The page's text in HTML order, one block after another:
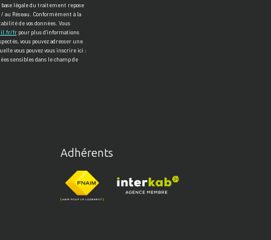
base légale du traitement repose
au Réseau. Conformément à la
de vos données. Vous
frpour plus d’informations
vous pouvez adresser une
vous pouvez vous inscrire ici :
sensibles dans le champ de
Adhérents